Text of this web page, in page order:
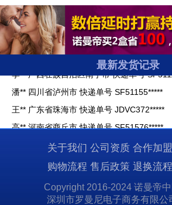
最新发货记录
贺** 广东省深圳市 快递单号 SF12260*****
周** 浙江省宁波市 快递单号 SF12240*****
王** 海南省海口市 快递单号 SF51117*****
李** 广西壮族自治区南宁市 快递单号
潘** 四川省泸州市 快递单号 SF51155*****
王** 广东省珠海市 快递单号 JDVC372*****
高** 河南省商丘市 快递单号 SF51576*****
宋** 湖南省益阳市 快递单号 SF51113*****
贺** 湖南省常德市 快递单号 SF51158*****
马** 云南省昆明市 快递单号 SF51948*****
贺** 广东省深圳市 快递单号 SF12260*****
周** 浙江省宁波市 快递单号 SF12240*****
关于我们 公司资质 合作加盟
购物流程 售后政策 退换流程
Copyright 2016-2024 诺曼帝
深圳市罗曼尼电子商务有限公